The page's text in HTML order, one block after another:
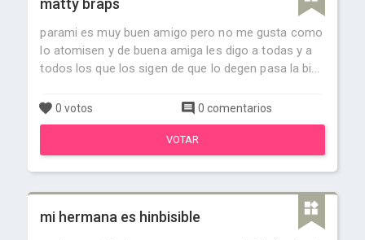
matty braps
parami es muy buen amigo pero no me gusta como
lo atomisen y de buena amiga les digo a todas y a
todos los que los sigen de que lo degen pasa la bi...
0 votos 0 comentarios
VOTAR
mi hermana es hinbisible